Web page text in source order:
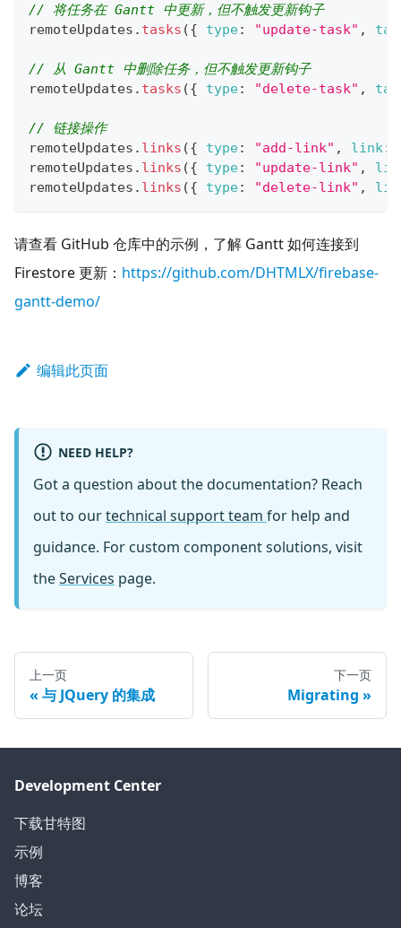
// 将任务在 Gantt 中更新，但不触发更新钩子
remoteUpdates . tasks ({ type: "update-task" ,
// 从 Gantt 中删除任务，但不触发更新钩子
remoteUpdates . tasks ({ type: "delete-task" ,
// 链接操作
remoteUpdates . links ({ type: "add-link" , link :
remoteUpdates . links ({ type: "update-link" ,
remoteUpdates . links ({ type: "delete-link" ,
请查看 GitHub 仓库中的示例，了解 Gantt 如何连接到
Firestore 更新： https://github.com/DHTMLX/firebase-
gantt-demo/
编辑此页面
NEED HELP?
Got a question about the documentation? Reach
out to ourtechnical support team for help and
guidance. For custom component solutions, visit
theServices page.
上一页
与 JQuery 的集成
下一页
Migrating
Development Center
下载甘特图
示例
博客
论坛